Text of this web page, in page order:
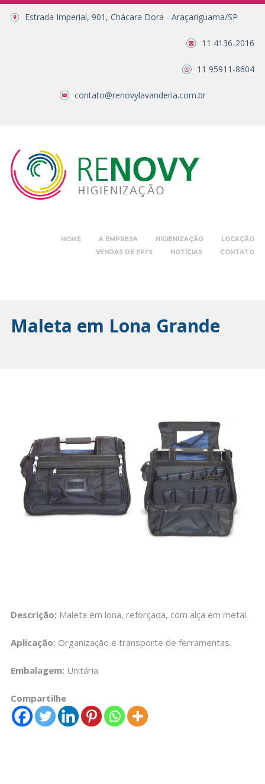
Estrada Imperial, 901, Chácara Dora - Araçariguama/SP
11 4136-2016
11 95911-8604
contato@renovylavanderia.com.br
HOME A EMPRESA HIGIENIZAÇÃO
LOCAÇÃO
VENDAS DE EPI’S
NOTÍCIAS CONTATO
Maleta em Lona Grande
Descrição: Maleta em lona, reforçada, com alça em metal.
Aplicação: Organização e transporte de ferramentas.
Embalagem: Unitária
Compartilhe